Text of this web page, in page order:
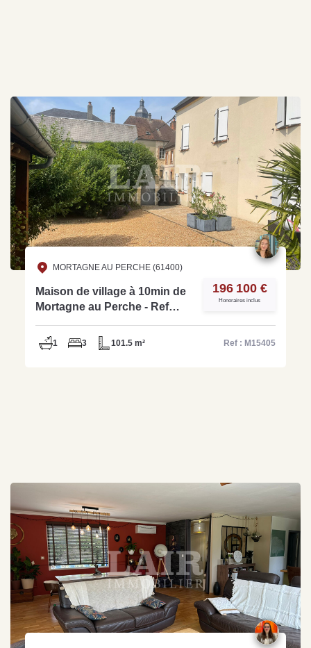
MORTAGNE AU PERCHE (61400)
Maison de village à 10min de
Mortagne au Perche - Ref
196 100 €
Honoraires inclus
1 3 101.5 m² Ref : M15405